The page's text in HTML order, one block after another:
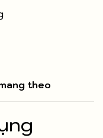
theo